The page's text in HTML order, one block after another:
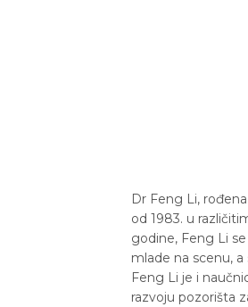
Dr Feng Li,
od 1983. u
godine, Feng Li
mlade na scenu,
Feng Li je i
razvoju pozorišta